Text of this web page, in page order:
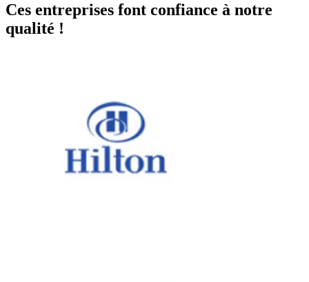
Ces entreprises font confiance à notre
qualité !